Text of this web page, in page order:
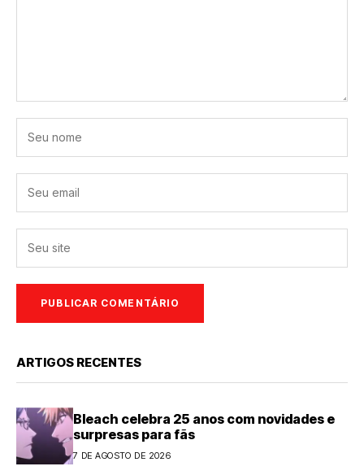
ARTIGOS RECENTES
Bleach celebra 25 anos com novidades e
surpresas para fãs
7 DE AGOSTO DE 2026